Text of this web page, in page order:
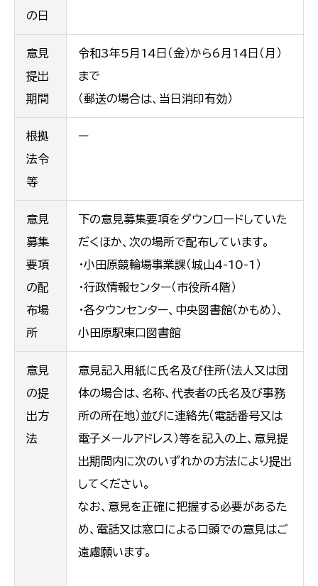
の日
意見
提出
期間
令和3年5月14日（金）から6月14日（月）
まで
（郵送の場合は、当日消印有効）
根拠
法令
等
ー
意見
募集
要項
の配
布場
所
下の意見募集要項をダウンロードしていた
だくほか、次の場所で配布しています。
・小田原競輪場事業課（城山4-10-1）
・行政情報センター（市役所4階）
・各タウンセンター、中央図書館（かもめ）、
小田原駅東口図書館
意見
の提
出方
法
意見記入用紙に氏名及び住所（法人又は団
体の場合は、名称、代表者の氏名及び事務
所の所在地）並びに連絡先（電話番号又は
電子メールアドレス）等を記入の上、意見提
出期間内に次のいずれかの方法により提出
してください。
なお、意見を正確に把握する必要があるた
め、電話又は窓口による口頭での意見はご
遠慮願います。